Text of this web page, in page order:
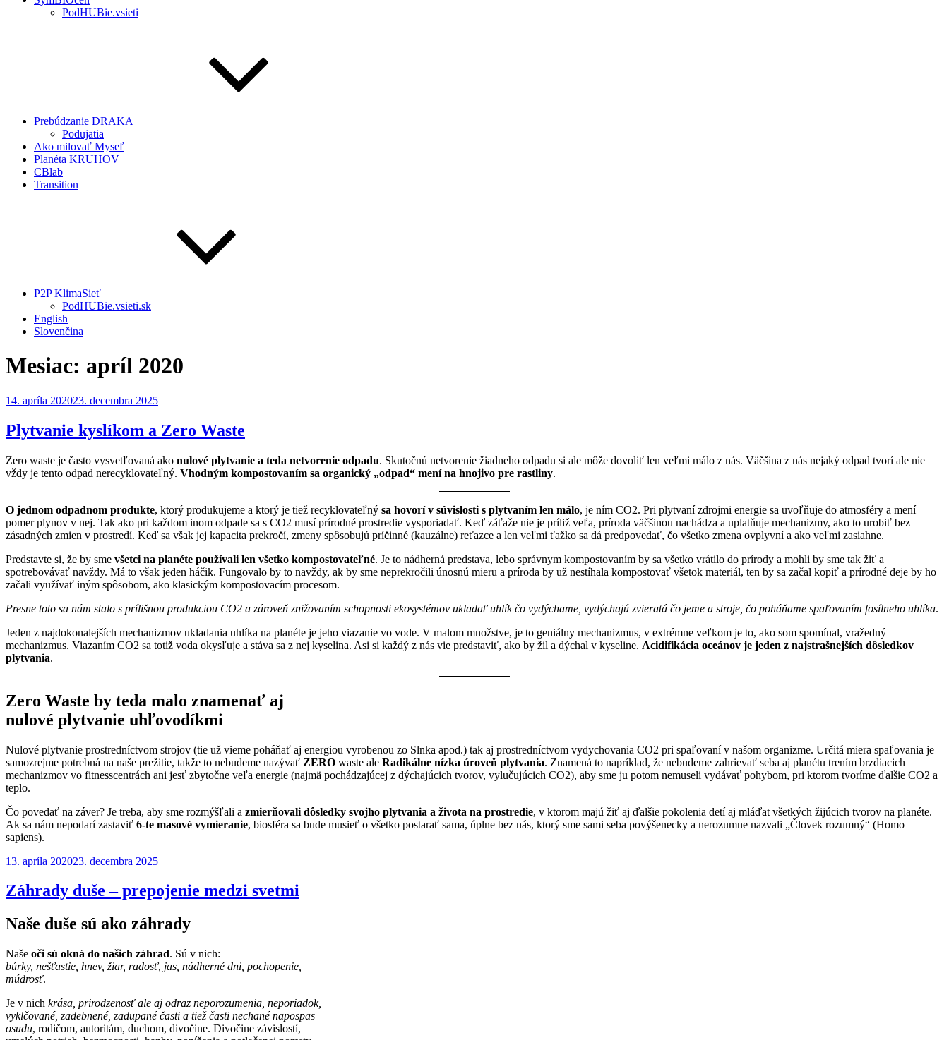
PodHUBie.vsieti
Prebúdzanie DRAKA
Podujatia
Ako milovať Myseľ
Planéta KRUHOV
CBlab
Transition
P2P KlimaSieť
PodHUBie.vsieti.sk
English
Slovenčina
Mesiac: apríl 2020
Publikované
14. apríla 202023. decembra 2025
Plytvanie kyslíkom a Zero Waste
Zero waste je často vysvetľovaná ako nulové plytvanie a teda netvorenie odpadu. Skutočnú netvorenie žiadneho odpadu si ale môže dovoliť len veľmi málo z nás. Väčšina z nás nejaký odpad tvorí ale nie
vždy je tento odpad nerecyklovateľný. Vhodným kompostovaním sa organický „odpad“ mení na hnojivo pre rastliny.
O jednom odpadnom produkte, ktorý produkujeme a ktorý je tiež recyklovateľný sa hovorí v súvislosti s plytvaním len málo, je ním CO2. Pri plytvaní zdrojmi energie sa uvoľňuje do atmosféry a mení
pomer plynov v nej. Tak ako pri každom inom odpade sa s CO2 musí prírodné prostredie vysporiadať. Keď záťaže nie je príliž veľa, príroda väčšinou nachádza a uplatňuje mechanizmy, ako to urobiť bez
zásadných zmien v prostredí. Keď sa však jej kapacita prekročí, zmeny spôsobujú príčinné (kauzálne) reťazce a len veľmi ťažko sa dá predpovedať, čo všetko zmena ovplyvní a ako veľmi zasiahne.
Predstavte si, že by sme všetci na planéte používali len všetko kompostovateľné. Je to nádherná predstava, lebo správnym kompostovaním by sa všetko vrátilo do prírody a mohli by sme tak žiť a
spotrebovávať navždy. Má to však jeden háčik. Fungovalo by to navždy, ak by sme neprekročili únosnú mieru a príroda by už nestíhala kompostovať všetok materiál, ten by sa začal kopiť a prírodné deje by ho
začali využívať iným spôsobom, ako klasickým kompostovacím procesom.
Presne toto sa nám stalo s prílišnou produkciou CO2 a zároveň znižovaním schopnosti ekosystémov ukladať uhlík čo vydýchame, vydýchajú zvieratá čo jeme a stroje, čo poháňame spaľovaním fosílneho uhlíka.
Jeden z najdokonalejších mechanizmov ukladania uhlíka na planéte je jeho viazanie vo vode. V malom množstve, je to geniálny mechanizmus, v extrémne veľkom je to, ako som spomínal, vražedný
mechanizmus. Viazaním CO2 sa totiž voda okysľuje a stáva sa z nej kyselina. Asi si každý z nás vie predstaviť, ako by žil a dýchal v kyseline. Acidifikácia oceánov je jeden z najstrašnejších dôsledkov
plytvania.
Zero Waste by teda malo znamenať aj
nulové plytvanie uhľovodíkmi
Nulové plytvanie prostredníctvom strojov (tie už vieme poháňať aj energiou vyrobenou zo Slnka apod.) tak aj prostredníctvom vydychovania CO2 pri spaľovaní v našom organizme. Určitá miera spaľovania je
samozrejme potrebná na naše prežitie, takže to nebudeme nazývať ZERO waste ale Radikálne nízka úroveň plytvania. Znamená to napríklad, že nebudeme zahrievať seba aj planétu trením brzdiacich
mechanizmov vo fitnesscentrách ani jesť zbytočne veľa energie (najmä pochádzajúcej z dýchajúcich tvorov, vylučujúcich CO2), aby sme ju potom nemuseli vydávať pohybom, pri ktorom tvoríme ďalšie CO2 a
teplo.
Čo povedať na záver? Je treba, aby sme rozmýšľali a zmierňovali dôsledky svojho plytvania a života na prostredie, v ktorom majú žiť aj ďalšie pokolenia detí aj mláďat všetkých žijúcich tvorov na planéte.
Ak sa nám nepodarí zastaviť 6-te masové vymieranie, biosféra sa bude musieť o všetko postarať sama, úplne bez nás, ktorý sme sami seba povýšenecky a nerozumne nazvali „Človek rozumný“ (Homo
sapiens).
Publikované
13. apríla 202023. decembra 2025
Záhrady duše – prepojenie medzi svetmi
Naše duše sú ako záhrady
Naše oči sú okná do našich záhrad. Sú v nich:
búrky, nešťastie, hnev, žiar, radosť, jas, nádherné dni, pochopenie,
múdrosť.
Je v nich krása, prirodzenosť ale aj odraz neporozumenia, neporiadok,
vyklčované, zadebnené, zadupané časti a tiež časti nechané napospas
osudu, rodičom, autoritám, duchom, divočine. Divočine závislostí,